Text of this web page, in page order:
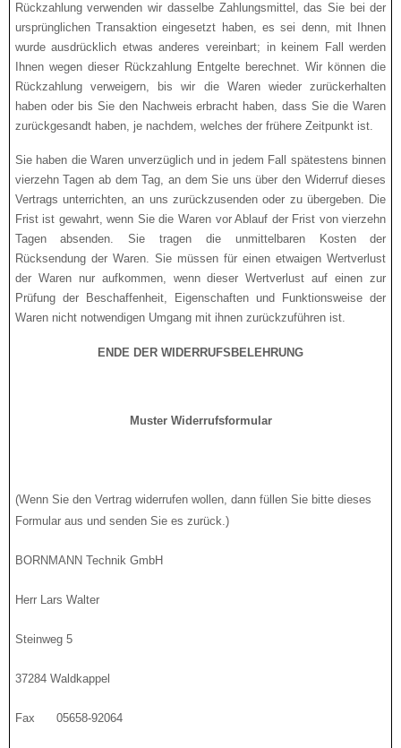
Rückzah­lung verwenden wir dasselbe Zahlungsmittel, das Sie bei der
ursprünglichen Transaktion eingesetzt haben, es sei denn, mit Ihnen
wurde ausdrücklich etwas anderes vereinbart; in keinem Fall werden
Ihnen wegen dieser Rückzahlung Entgelte berechnet. Wir können die
Rückzahlung verweigern, bis wir die Waren wieder zurückerhalten
haben oder bis Sie den Nachweis erbracht haben, dass Sie die Wa­ren
zurückgesandt haben, je nachdem, welches der frühere Zeitpunkt ist.
Sie haben die Waren unverzüglich und in jedem Fall spätestens binnen
vierzehn Tagen ab dem Tag, an dem Sie uns über den Widerruf dieses
Vertrags unterrichten, an uns zurückzusenden oder zu übergeben. Die
Frist ist gewahrt, wenn Sie die Waren vor Ablauf der Frist von vierzehn
Tagen absen­den.Sie tragen die unmittelbaren Kosten der
Rücksendung der Waren. Sie müssen für einen etwaigen Wertverlust
der Waren nur aufkommen, wenn dieser Wertverlust auf einen zur
Prüfung der Beschaffenheit, Eigenschaften und Funktionsweise der
Waren nicht notwendigen Umgang mit ihnen zurückzuführen ist.
ENDE DER WIDERRUFSBELEHRUNG
Muster Widerrufsformular
(Wenn Sie den Vertrag widerrufen wollen, dann füllen Sie bitte dieses
Formular aus und senden Sie es zurück.)
BORNMANN Technik GmbH
Herr Lars Walter
Steinweg 5
37284 Waldkappel
Fax 05658-92064